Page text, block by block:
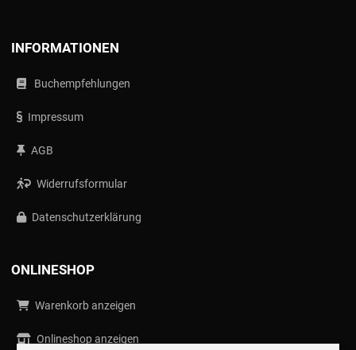
INFORMATIONEN
Buchempfehlungen
Impressum
AGB
Widerrufsformular
Datenschutzerklärung
ONLINESHOP
Warenkorb anzeigen
Onlineshop anzeigen